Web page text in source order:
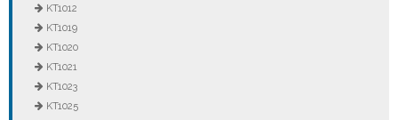
KT1012
KT1019
KT1020
KT1021
KT1023
KT1025